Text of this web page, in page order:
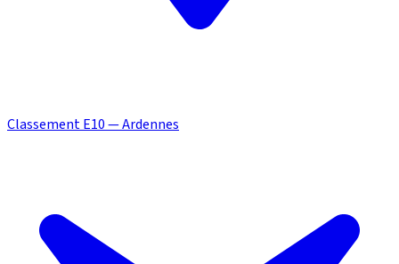
Classement E10 — Ardennes